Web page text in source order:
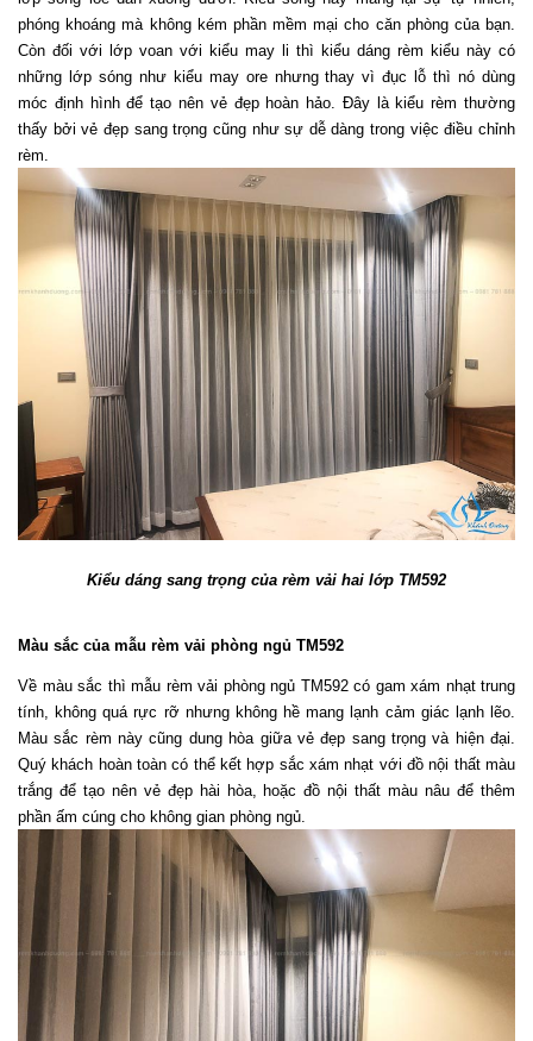
phóng khoáng mà không kém phần mềm mại cho căn phòng của bạn.
Còn đối với lớp voan với kiểu may li thì kiểu dáng rèm kiểu này có
những lớp sóng như kiểu may ore nhưng thay vì đục lỗ thì nó dùng
móc định hình để tạo nên vẻ đẹp hoàn hảo. Đây là kiểu rèm thường
thấy bởi vẻ đẹp sang trọng cũng như sự dễ dàng trong việc điều chỉnh
rèm.
Kiểu dáng sang trọng của rèm vải hai lớp TM592
Màu sắc của mẫu rèm vải phòng ngủ TM592
Về màu sắc thì mẫu rèm vải phòng ngủ TM592 có gam xám nhạt trung
tính, không quá rực rỡ nhưng không hề mang lạnh cảm giác lạnh lẽo.
Màu sắc rèm này cũng dung hòa giữa vẻ đẹp sang trọng và hiện đại.
Quý khách hoàn toàn có thể kết hợp sắc xám nhạt với đồ nội thất màu
trắng để tạo nên vẻ đẹp hài hòa, hoặc đồ nội thất màu nâu để thêm
phần ấm cúng cho không gian phòng ngủ.